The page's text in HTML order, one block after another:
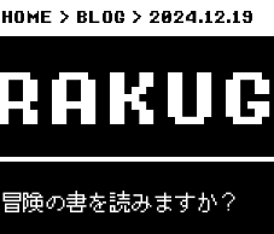
HOME BLOG 2024.12.19
冒険の書を読みますか？